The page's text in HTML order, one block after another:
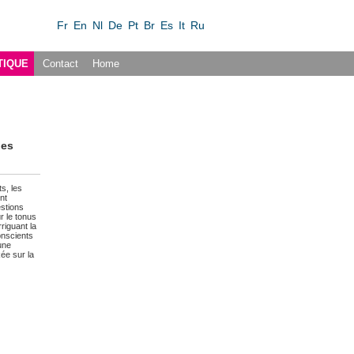
Fr En Nl De Pt Br Es It Ru
Contact Home
les
le tonus
la
sur la